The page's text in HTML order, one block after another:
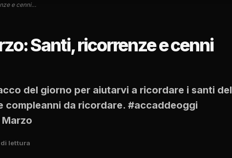
e cenni…
Santi, ricorrenze e cenni
del giorno per aiutarvi a ricordare i santi del
da ricordare. #accaddeoggi
lettura